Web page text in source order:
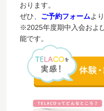
おります。
ぜひ、 ご予約フォームよ
※2025年度期中入会およ
能です。